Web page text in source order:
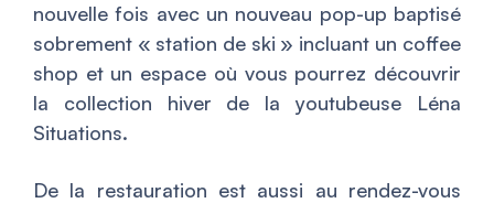
nouvelle fois avec un nouveau pop-up baptisé
sobrement « station de ski » incluant un coffee
shop et un espace où vous pourrez découvrir
la collection hiver de la youtubeuse Léna
Situations.
De la restauration est aussi au rendez-vous